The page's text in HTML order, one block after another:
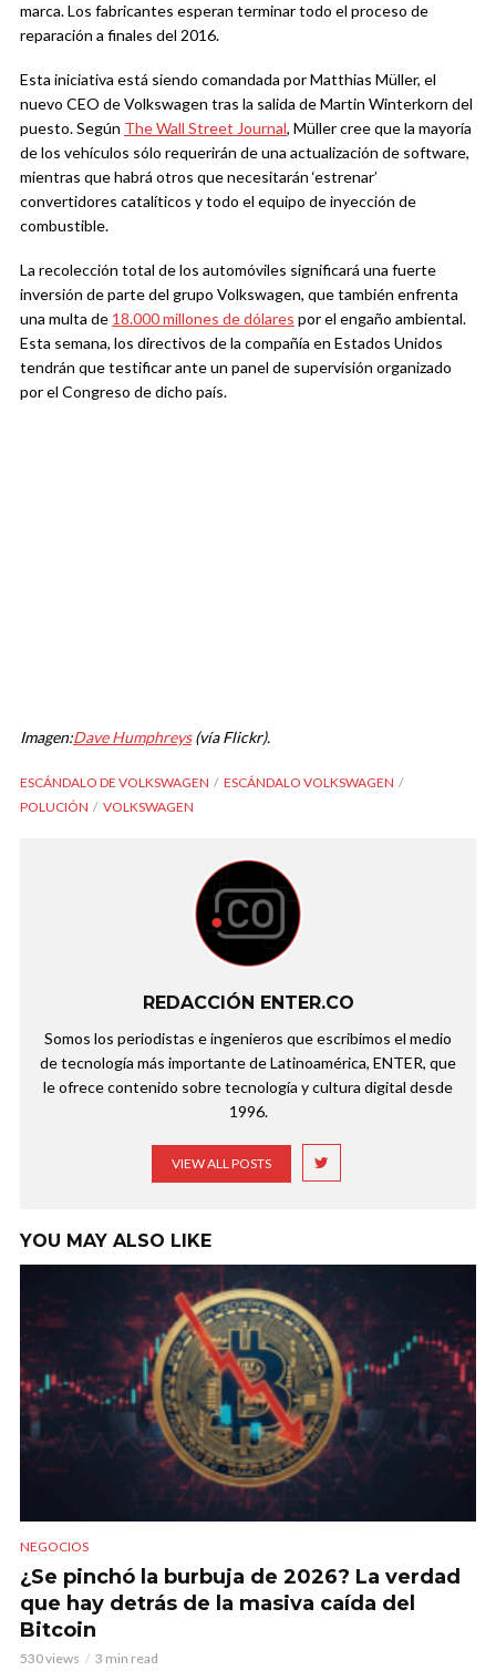
marca. Los fabricantes esperan terminar todo el proceso de
reparación a finales del 2016.
Esta iniciativa está siendo comandada por Matthias Müller, el
nuevo CEO de Volkswagen tras la salida de Martin Winterkorn del
puesto. Según The Wall Street Journal, Müller cree que la mayoría
de los vehículos sólo requerirán de una actualización de software,
mientras que habrá otros que necesitarán ‘estrenar’
convertidores catalíticos y todo el equipo de inyección de
combustible.
La recolección total de los automóviles significará una fuerte
inversión de parte del grupo Volkswagen, que también enfrenta
una multa de 18.000 millones de dólares por el engaño ambiental.
Esta semana, los directivos de la compañía en Estados Unidos
tendrán que testificar ante un panel de supervisión organizado
por el Congreso de dicho país.
Imagen:Dave Humphreys(vía Flickr).
ESCÁNDALO DE VOLKSWAGEN
ESCÁNDALO VOLKSWAGEN
POLUCIÓN
VOLKSWAGEN
REDACCIÓN ENTER.CO
Somos los periodistas e ingenieros que escribimos el medio
de tecnología más importante de Latinoamérica, ENTER, que
le ofrece contenido sobre tecnología y cultura digital desde
1996.
VIEW ALL POSTS
YOU MAY ALSO LIKE
NEGOCIOS
¿Se pinchó la burbuja de 2026? La verdad
que hay detrás de la masiva caída del
Bitcoin
530 views 3 min read